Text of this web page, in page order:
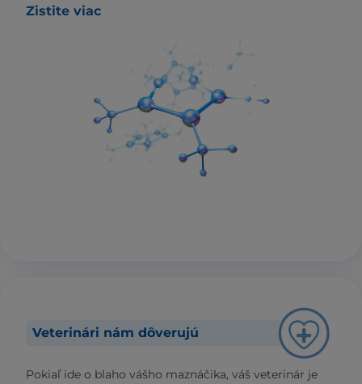
Zistite viac
Veterinári nám dôverujú
Pokiaľ ide o blaho vášho maznáčika, váš veterinár je